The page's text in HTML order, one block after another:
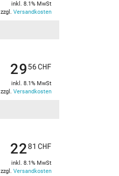
inkl. 8.1% MwSt
zzgl. Versandkosten
2956CHF
inkl. 8.1% MwSt
zzgl. Versandkosten
2281 CHF
inkl. 8.1% MwSt
zzgl. Versandkosten